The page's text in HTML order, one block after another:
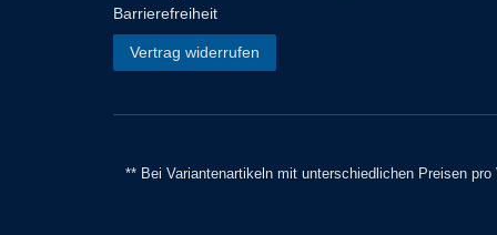
Barrierefreiheit
Vertrag widerrufen
** Bei Variantenartikeln mit unterschiedlichen Preisen